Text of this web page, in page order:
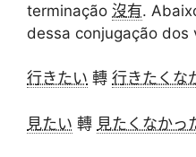
terminação 沒有.
dessa conjugação dos
行きたい 轉 行きたくな
見たい 轉 見たくなかっ